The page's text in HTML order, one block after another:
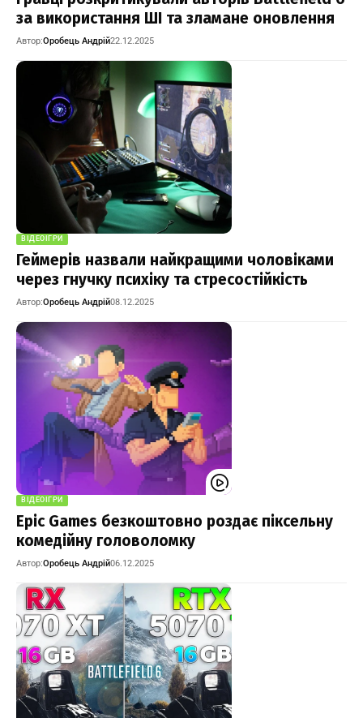
за використання ШІ та зламане оновлення
Автор:Оробець Андрій22.12.2025
ВІДЕОІГРИ
Геймерів назвали найкращими чоловіками
через гнучку психіку та стресостійкість
Автор:Оробець Андрій08.12.2025
ВІДЕОІГРИ
Epic Games безкоштовно роздає піксельну
комедійну головоломку
Автор:Оробець Андрій06.12.2025